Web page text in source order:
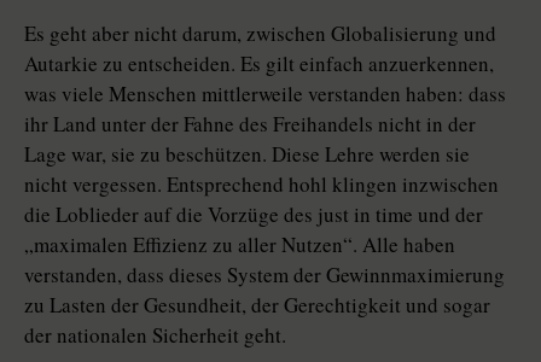
Es geht aber nicht darum, zwischen Globalisierung und
Autarkie zu entscheiden. Es gilt einfach anzuerkennen,
was viele Menschen mittlerweile verstanden haben: dass
ihr Land unter der Fahne des Freihandels nicht in der
Lage war, sie zu beschützen. Diese Lehre werden sie
nicht vergessen. Entsprechend hohl klingen inzwischen
die Loblieder auf die Vorzüge des just in time und der
„maximalen Effizienz zu aller Nutzen“. Alle haben
verstanden, dass dieses System der Gewinnmaximierung
zu Lasten der Gesundheit, der Gerechtigkeit und sogar
der nationalen Sicherheit geht.